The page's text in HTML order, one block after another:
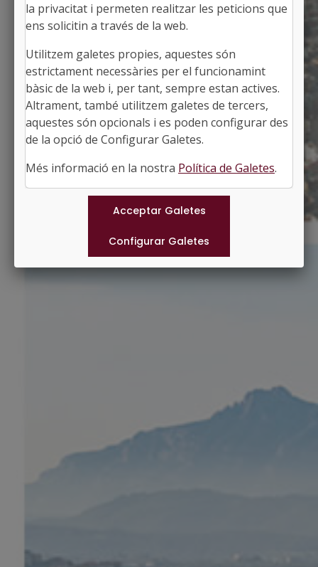
PERAFORT
Alcalde: Jordi Cacho Pallarès
El Tarragonès, Tarragona
Població: 1.342
Superfície: 9,65 km2
http://www.perafort.cat
#PERAFORT
Municipis
la privacitat i permeten realitzar les peticions que
ens solicitin a través de la web.
Utilitzem galetes propies, aquestes són
estrictament necessàries per el funcionamint
bàsic de la web i, per tant, sempre estan actives.
Altrament, també utilitzem galetes de tercers,
aquestes són opcionals i es poden configurar des
de la opció de Configurar Galetes.
Més informació en la nostra Política de Galetes.